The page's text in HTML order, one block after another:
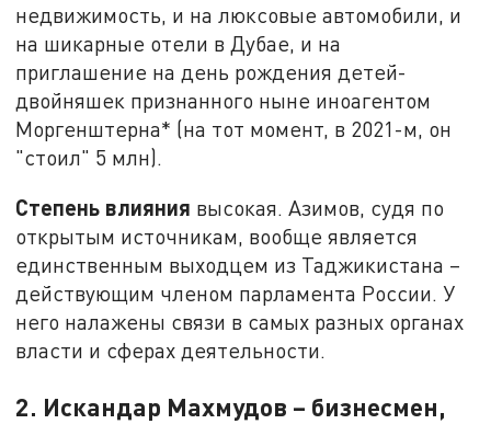
недвижимость, и на люксовые автомобили, и
на шикарные отели в Дубае, и на
приглашение на день рождения детей-
двойняшек признанного ныне иноагентом
Моргенштерна* (на тот момент, в 2021-м, он
"стоил" 5 млн).
Степень влияния высокая. Азимов, судя по
открытым источникам, вообще является
единственным выходцем из Таджикистана –
действующим членом парламента России. У
него налажены связи в самых разных органах
власти и сферах деятельности.
2. Искандар Махмудов – бизнесмен,